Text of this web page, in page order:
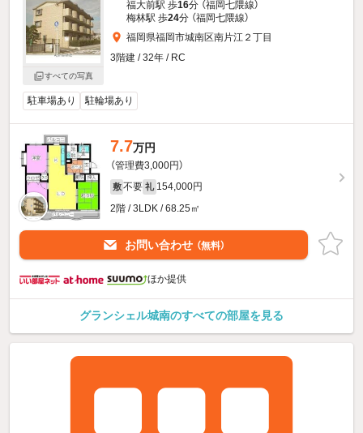
すべての写真
福大前駅 歩16分 （福岡七隈線）
梅林駅 歩24分 （福岡七隈線）
福岡県福岡市城南区南片江２丁目
3階建 / 32年 / RC
駐車場あり 駐輪場あり
7.7万円
（管理費3,000円）
敷 不要 礼 154,000円
2階 / 3LDK / 68.25㎡
お問い合わせ （無料）
ほか提供
グランシェル城南のすべての部屋を見る